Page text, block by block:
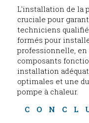
L'installation de la
cruciale pour
techniciens
formés pour
professionnelle,
composants
installation
optimales et une
pompe à chaleur.